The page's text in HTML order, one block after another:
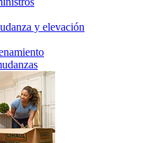
y elevación